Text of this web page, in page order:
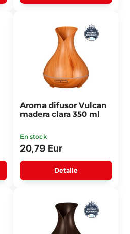
Aroma difusor Vulcan
madera clara 350 ml
En stock
20,79 Eur
Detalle